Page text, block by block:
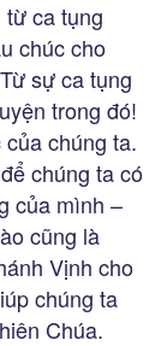
ca tụng
chúc cho
sự ca tụng
trong đó!
chúng ta.
chúng ta có
của mình –
cũng là
Vịnh cho
chúng ta
Chúa.